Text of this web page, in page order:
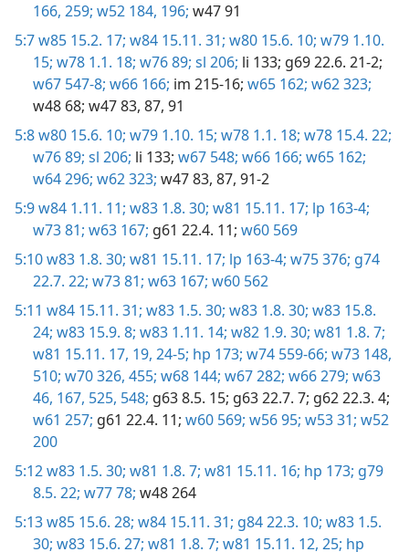
166, 259; w52 184, 196; w47 91
5:7w85 15.2. 17; w84 15.11. 31; w80 15.6. 10; w79 1.10.
15; w78 1.1. 18; w76 89; sl 206; li 133; g69 22.6. 21-2;
w67 547-8; w66 166; im 215-16; w65 162; w62 323;
w48 68; w47 83, 87, 91
5:8w80 15.6. 10; w79 1.10. 15; w78 1.1. 18; w78 15.4. 22;
w76 89; sl 206; li 133; w67 548; w66 166; w65 162;
w64 296; w62 323; w47 83, 87, 91-2
5:9w84 1.11. 11; w83 1.8. 30; w81 15.11. 17; lp 163-4;
w73 81; w63 167; g61 22.4. 11; w60 569
5:10w83 1.8. 30; w81 15.11. 17; lp 163-4; w75 376; g74
22.7. 22; w73 81; w63 167; w60 562
5:11 w84 15.11. 31; w83 1.5. 30; w83 1.8. 30; w83 15.8.
24; w83 15.9. 8; w83 1.11. 14; w82 1.9. 30; w81 1.8. 7;
w81 15.11. 17, 19, 24-5; hp 173; w74 559-66; w73 148,
510; w70 326, 455; w68 144; w67 282; w66 279; w63
46, 167, 525, 548; g63 8.5. 15; g63 22.7. 7; g62 22.3. 4;
w61 257; g61 22.4. 11; w60 569; w56 95; w53 31; w52
200
5:12w83 1.5. 30; w81 1.8. 7; w81 15.11. 16; hp 173; g79
8.5. 22; w77 78; w48 264
5:13w85 15.6. 28; w84 15.11. 31; g84 22.3. 10; w83 1.5.
30; w83 15.6. 27; w81 1.8. 7; w81 15.11. 12, 25; hp